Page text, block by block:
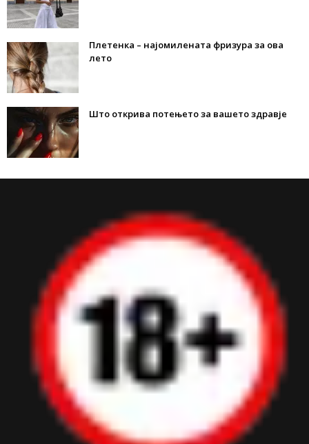
Плетенка – најомилената фризура за ова
лето
Што открива потењето за вашето здравје